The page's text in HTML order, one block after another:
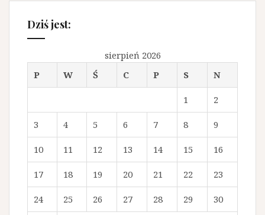
Dziś jest:
sierpień 2026
P
W Ś C P S N
1 2
3 4 5 6 7 8 9
10 11 12 13 14 15 16
17 18 19 20 21 22 23
24 25 26 27 28 29 30